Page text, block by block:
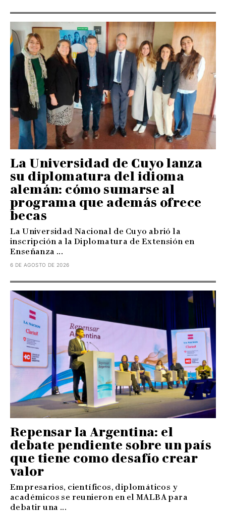
La Universidad de Cuyo lanza
su diplomatura del idioma
alemán: cómo sumarse al
programa que además ofrece
becas
La Universidad Nacional de Cuyo abrió la
inscripción a la Diplomatura de Extensión en
Enseñanza ...
6 DE AGOSTO DE 2026
Repensar la Argentina: el
debate pendiente sobre un país
que tiene como desafío crear
valor
Empresarios, científicos, diplomáticos y
académicos se reunieron en el MALBA para
debatir una ...